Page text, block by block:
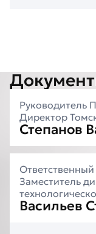
Руководитель
Директор
Степанов
Заместитель
Васильев